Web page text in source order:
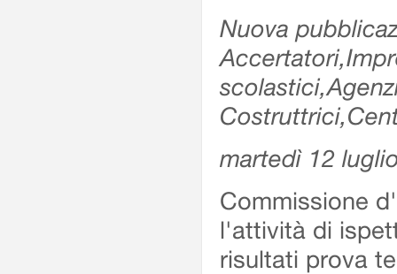
Nuova
martedì 12
Commissione
l'attività di
risultati prova